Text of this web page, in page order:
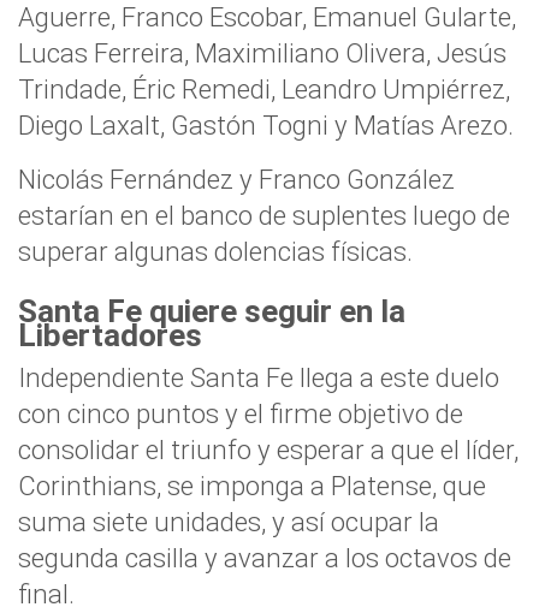
Aguerre, Franco Escobar, Emanuel Gularte,
Lucas Ferreira, Maximiliano Olivera, Jesús
Trindade, Éric Remedi, Leandro Umpiérrez,
Diego Laxalt, Gastón Togni y Matías Arezo.
Nicolás Fernández y Franco González
estarían en el banco de suplentes luego de
superar algunas dolencias físicas.
Santa Fe quiere seguir en la
Libertadores
Independiente Santa Fe llega a este duelo
con cinco puntos y el firme objetivo de
consolidar el triunfo y esperar a que el líder,
Corinthians, se imponga a Platense, que
suma siete unidades, y así ocupar la
segunda casilla y avanzar a los octavos de
final.